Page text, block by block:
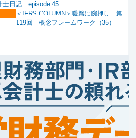
日記 episode 45
＜IFRS COLUMN＞暖簾に腕押し 第
119回 概念フレームワーク（35）